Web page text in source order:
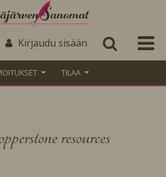
Kirjaudu sisään
TILAA
resources